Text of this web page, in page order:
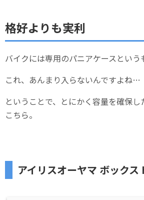
格好よりも実利
バイクには専用のパニアケースという
これ、あんまり入らないんですよね…
ということで、とにかく容量を確保
こちら。
アイリスオーヤマ ボックス